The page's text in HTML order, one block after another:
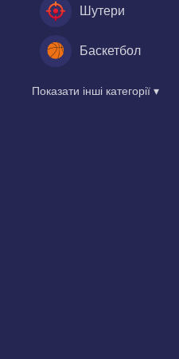
Шутери
Баскетбол
Показати інші категорії ▾